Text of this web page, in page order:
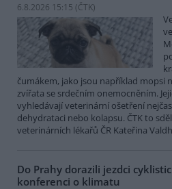
6.8.2026 15:15 (ČTK)
čumákem, jako jsou například mopsi
zvířata se srdečním onemocněním.
vyhledávají veterinární ošetření
dehydrataci nebo kolapsu. ČTK to
veterinárních lékařů ČR Kateřina
Do Prahy dorazili jezdci
konferenci o klimatu